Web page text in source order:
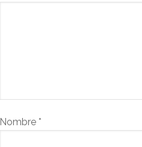
Nombre *